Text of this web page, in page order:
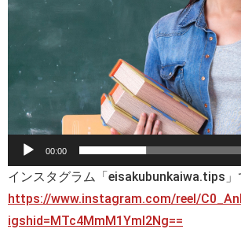
00:00
インスタグラム「eisakubunkaiwa.tips」
https://www.instagram.com/reel/
igshid=MTc4MmM1YmI2Ng==